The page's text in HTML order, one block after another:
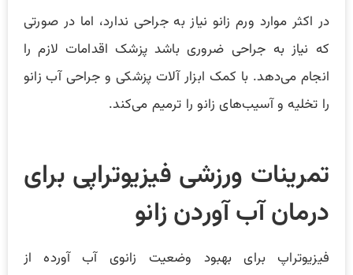
در اکثر موارد ورم زانو نیاز به جراحی ندارد، اما در صورتی
که نیاز به جراحی ضروری باشد پزشک اقدامات لازم را
انجام می‌دهد. با کمک ابزار آلات پزشکی و جراحی آب زانو
را تخلیه و آسیب‌های زانو را ترمیم می‌کند.
تمرینات ورزشی فیزیوتراپی برای
درمان آب آوردن زانو
فیزیوتراپ برای بهبود وضعیت زانوی آب آورده از